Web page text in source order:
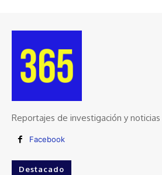
Reportajes de investigación y
Facebook
Destacado